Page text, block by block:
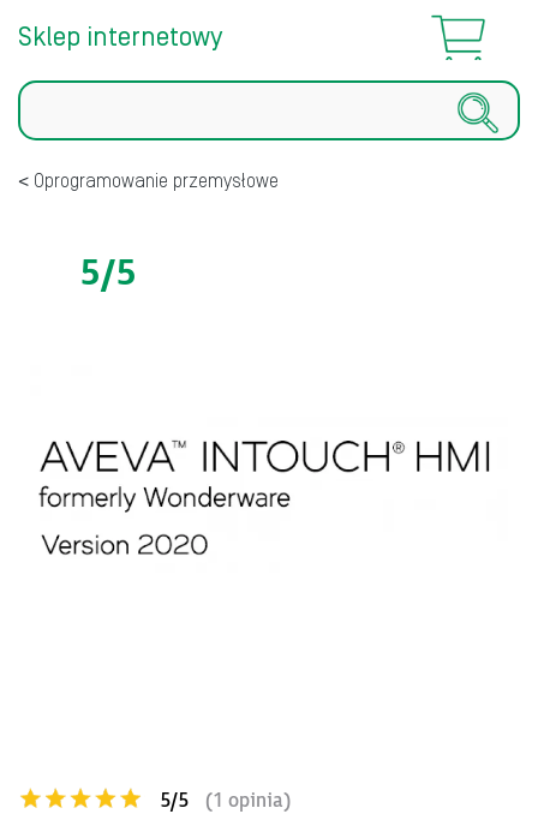
Sklep internetowy
Szukaj
Oprogramowanie przemysłowe
5/5 (1 opinia)
5/5